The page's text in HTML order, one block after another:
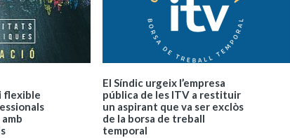
flexible
El Síndic urgeix l’empresa
pública de les ITV a restituir
un aspirant que va ser exclòs
de la borsa de treball
temporal